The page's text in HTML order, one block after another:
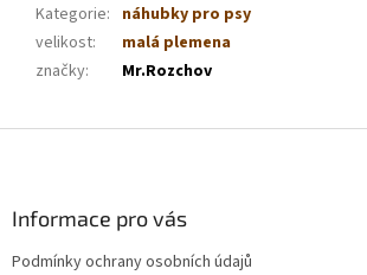
Kategorie: náhubky pro psy
velikost:
malá plemena
značky: Mr.Rozchov
Informace pro vás
Podmínky ochrany osobních údajů